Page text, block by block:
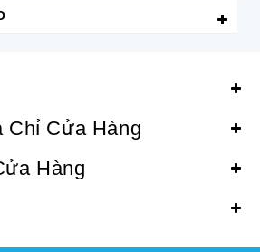
Chỉ Cửa Hàng
Hàng